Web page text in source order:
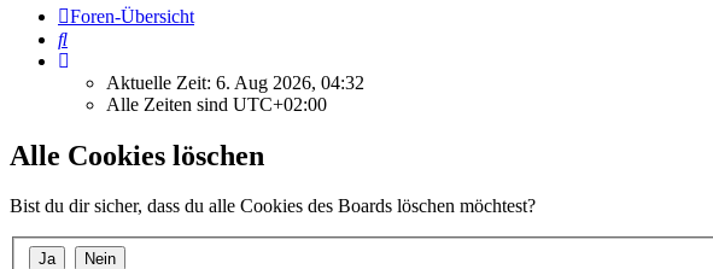
Foren-Übersicht
Suche
Aktuelle Zeit: 6. Aug 2026, 04:32
Alle Zeiten sind UTC+02:00
Alle Cookies löschen
Bist du dir sicher, dass du alle Cookies des Boards löschen möchtest?